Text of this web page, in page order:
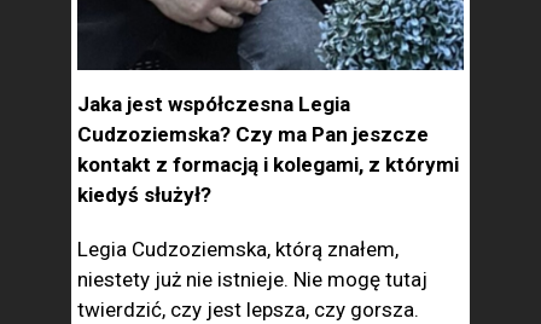
Jaka jest współczesna Legia
Cudzoziemska? Czy ma Pan jeszcze
kontakt z formacją i kolegami, z którymi
kiedyś służył?
Legia Cudzoziemska, którą znałem,
niestety już nie istnieje. Nie mogę tutaj
twierdzić, czy jest lepsza, czy gorsza.